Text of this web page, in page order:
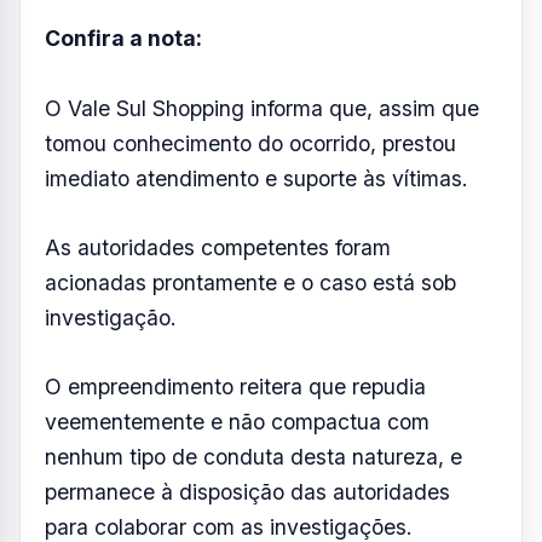
veementemente e não compactua com
permanece à disposição das autoridades
para colaborar com as investigações.
Resumo de Notícias
Receba as atualizações do Vale do Paraíba
diretamente no seu e-mail.